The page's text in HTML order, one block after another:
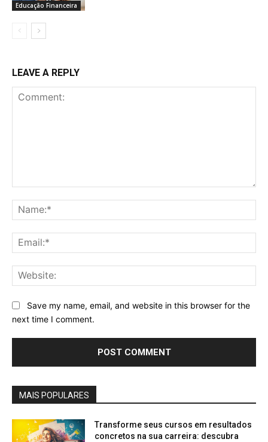
Educação Financeira
LEAVE A REPLY
Save my name, email, and website in this browser for the
next time I comment.
MAIS POPULARES
Transforme seus cursos em resultados
concretos na sua carreira: descubra